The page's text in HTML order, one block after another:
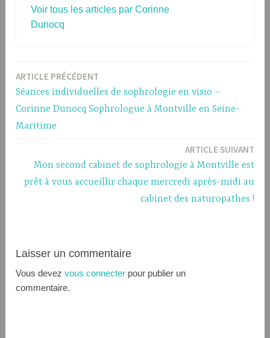
Voir tous les articles par Corinne
Dunocq
Navigation
de
l’article
ARTICLE PRÉCÉDENT
Séances individuelles de sophrologie en visio –
Corinne Dunocq Sophrologue à Montville en Seine-
Maritime
ARTICLE SUIVANT
Mon second cabinet de sophrologie à Montville est
prêt à vous accueillir chaque mercredi après-midi au
cabinet des naturopathes !
Laisser un commentaire
Vous devezvous connecter pour publier un
commentaire.